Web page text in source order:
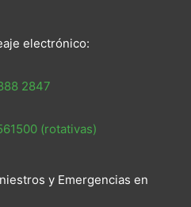
electrónico:
2847
(rotativas)
y Emergencias en